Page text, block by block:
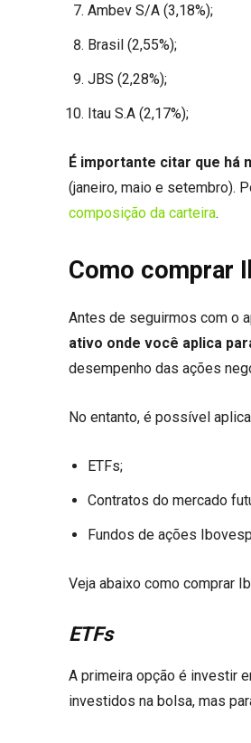
Ambev S/A (3,18%);
Brasil (2,55%);
JBS (2,28%);
Itau S.A (2,17%);
É importante citar que há
(janeiro, maio e setembro).
composição da carteira.
Como comprar
Antes de seguirmos com o
ativo onde você aplica
desempenho das ações
No entanto, é possível
ETFs;
Contratos do mercado
Fundos de ações
Veja abaixo como comprar
ETFs
A primeira opção é investir
investidos na bolsa, mas